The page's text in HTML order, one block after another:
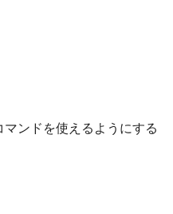
ンドを使えるようにする